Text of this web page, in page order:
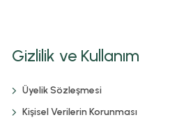
Gizlilik ve Kullanım
Üyelik Sözleşmesi
Kişisel Verilerin Korunması